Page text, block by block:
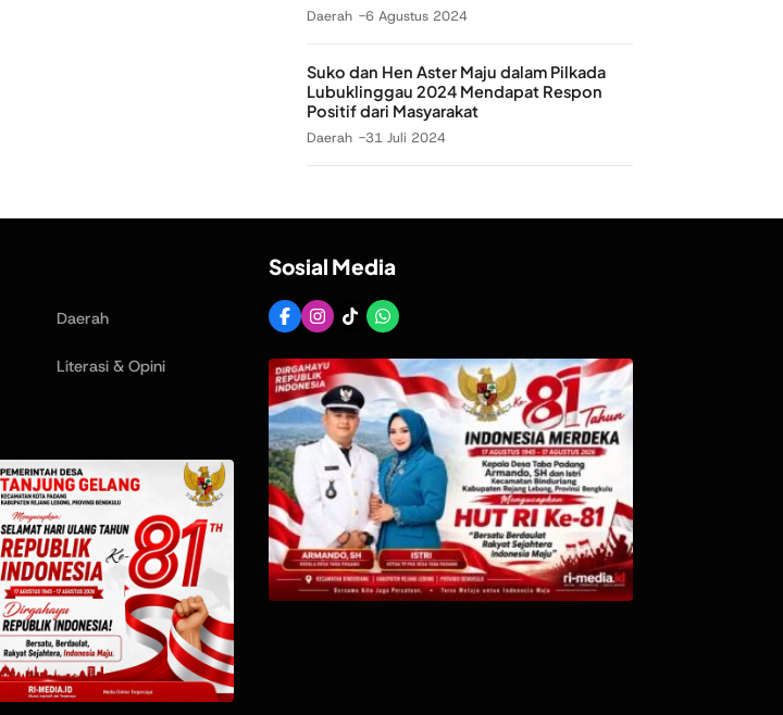
Daerah 6 Agustus 2024
Suko dan Hen Aster Maju dalam Pilkada
Lubuklinggau 2024 Mendapat Respon
Positif dari Masyarakat
Daerah 31 Juli 2024
Daerah
Literasi & Opini
Sosial Media